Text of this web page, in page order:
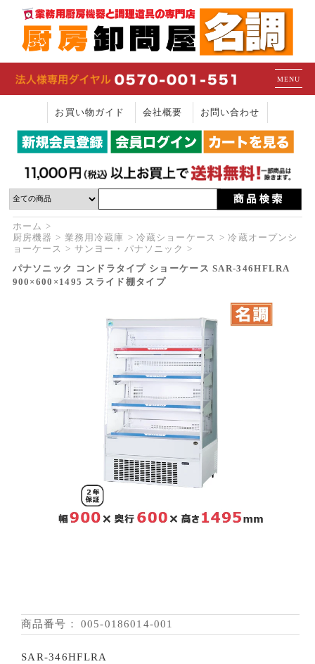
MENU
お買い物ガイド 会社概要 お問い合わせ
ホーム
厨房機器
業務用冷蔵庫 冷蔵ショーケース
冷蔵オープンシ
ョーケース
サンヨー・パナソニック
パナソニック コンドラタイプ ショーケース SAR-346HFLRA
900×600×1495 スライド棚タイプ
商品番号： 005-0186014-001
SAR-346HFLRA